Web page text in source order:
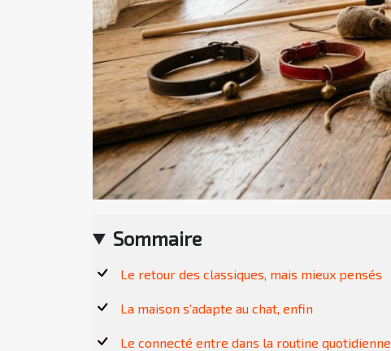
Sommaire
Le retour des classiques, mais mieux pensés
La maison s’adapte au chat, enfin
Le connecté entre dans la routine quotidienne